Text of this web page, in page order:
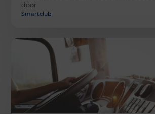
door
Smartclub